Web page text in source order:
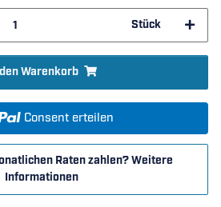
Stück
Warenkorb
Consent erteilen
Raten zahlen?Weitere
Informationen